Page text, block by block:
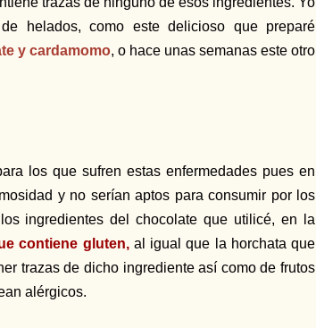
helados, como este delicioso que preparé
y cardamomo, o hace unas semanas este otro
los que sufren estas enfermedades pues en
y no serían aptos para consumir por los
ingredientes del chocolate que utilicé, en la
contiene gluten,al igual que la horchata que
trazas de dicho ingrediente así como de frutos
alérgicos.